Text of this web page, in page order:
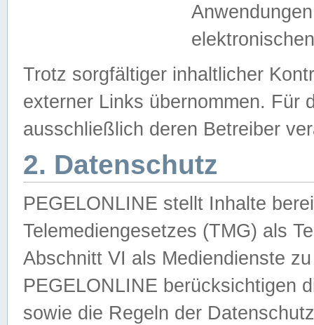
Trotz sorgfältiger inhaltlicher
externer Links übernommen. Für
ausschließlich deren Betreiber
2. Datenschutz
PEGELONLINE stellt Inhalte
Telemediengesetzes (TMG) als
Abschnitt VI als Mediendienste
PEGELONLINE berücksichtigen
sowie die Regeln der